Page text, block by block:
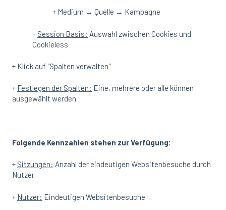
+ Medium → Quelle → Kampagne
+ Session Basis: Auswahl zwischen Cookies und
Cookieless
+ Klick auf "Spalten verwalten"
+ Festlegen der Spalten: Eine, mehrere oder alle können
ausgewählt werden.
Folgende Kennzahlen stehen zur Verfügung:
+ Sitzungen: Anzahl der eindeutigen Websitenbesuche durch
Nutzer
+ Nutzer: Eindeutigen Websitenbesuche